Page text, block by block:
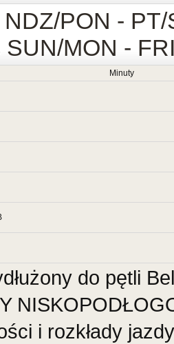
PON - PT/
SUN/MON -
Minuty
do pętli
i rozkłady